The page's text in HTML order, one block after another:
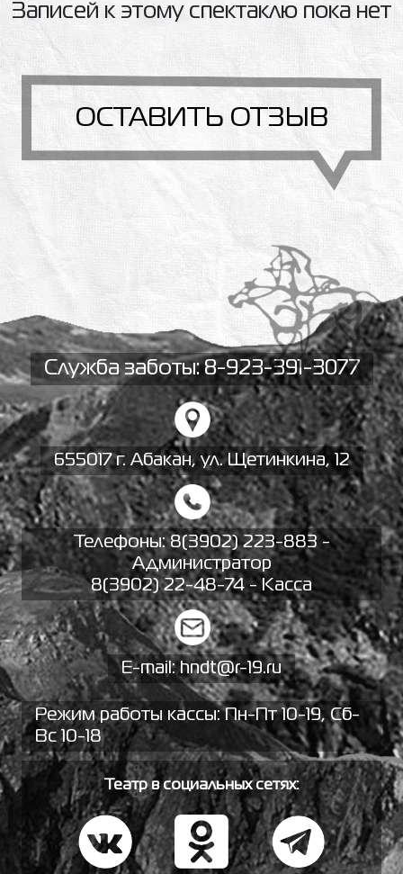
Записей к этому спектаклю пока нет
ОСТАВИТЬ ОТЗЫВ
Служба заботы: 8-923-391-3077
655017 г. Абакан, ул. Щетинкина, 12
Телефоны:8(3902) 223-883 -
Администратор
8(3902) 22-48-74 - Касса
E-mail:hndt@r-19.ru
Режим работы кассы: Пн-Пт 10-19, Сб-
Вс 10-18
Театр в социальных сетях: